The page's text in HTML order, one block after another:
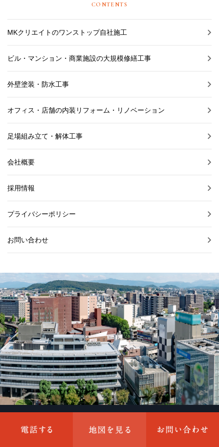
CONTENTS
MKクリエイトのワンストップ自社施工
ビル・マンション・商業施設の大規模修繕工事
外壁塗装・防水工事
オフィス・店舗の内装リフォーム・リノベーション
足場組み立て・解体工事
会社概要
採用情報
プライバシーポリシー
お問い合わせ